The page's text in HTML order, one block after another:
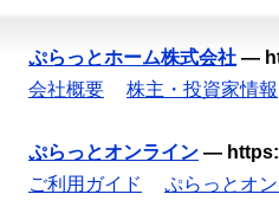
ぷらっとホーム株式会社 —
会社概要
株主・投資家情報
ぷらっとオンライン —
ご利用ガイド
ぷらっとオ